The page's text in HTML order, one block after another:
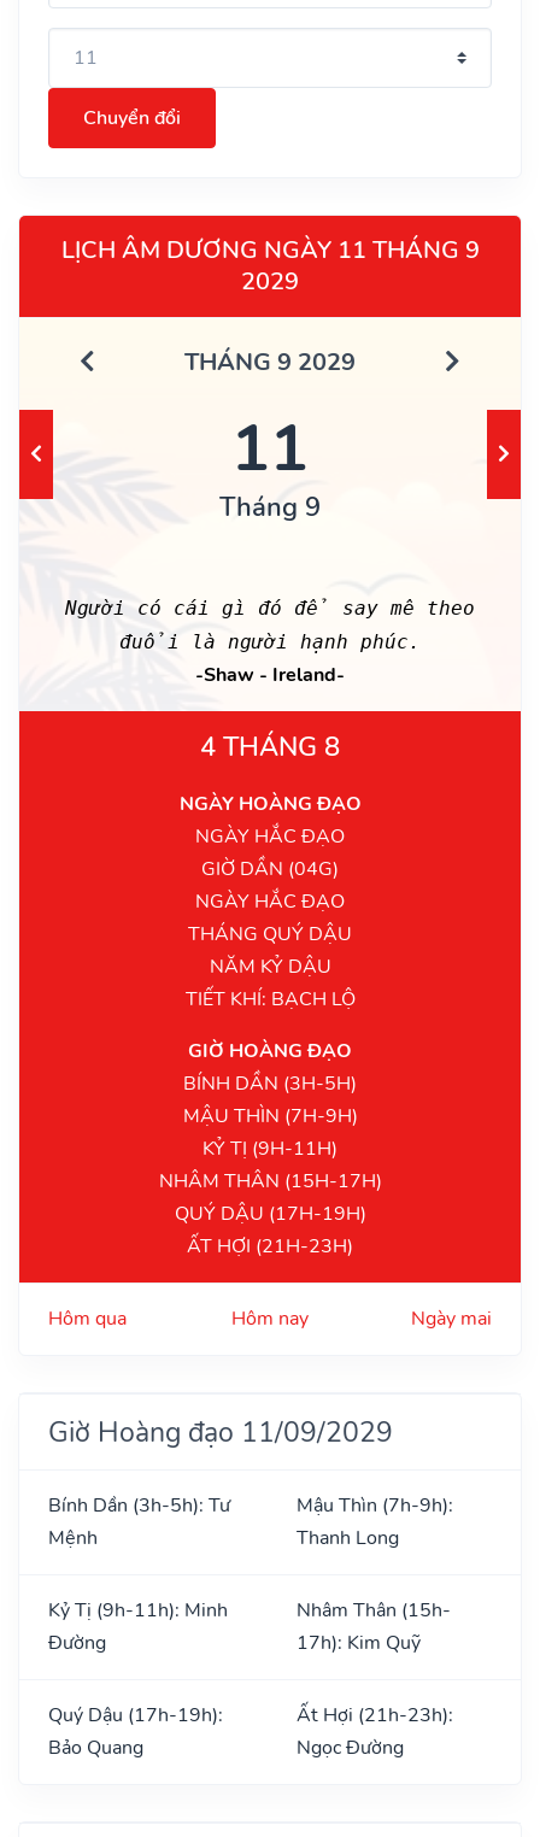
Chuyển đổi
LỊCH ÂM DƯƠNG NGÀY 11 THÁNG 9
2029
THÁNG 9 2029
11
Tháng 9
Người có cái gì đó để say mê theo
đuổi là người hạnh phúc.
-Shaw - Ireland-
4 THÁNG 8
NGÀY HOÀNG ĐẠO
NGÀY HẮC ĐẠO
GIỜ DẦN (04G)
NGÀY HẮC ĐẠO
THÁNG QUÝ DẬU
NĂM KỶ DẬU
TIẾT KHÍ: BẠCH LỘ
GIỜ HOÀNG ĐẠO
BÍNH DẦN (3H-5H)
MẬU THÌN (7H-9H)
KỶ TỊ (9H-11H)
NHÂM THÂN (15H-17H)
QUÝ DẬU (17H-19H)
ẤT HỢI (21H-23H)
Hôm qua Hôm nay Ngày mai
Giờ Hoàng đạo 11/09/2029
Bính Dần (3h-5h): Tư
Mệnh
Mậu Thìn (7h-9h):
Thanh Long
Kỷ Tị (9h-11h): Minh
Đường
Nhâm Thân (15h-
17h): Kim Quỹ
Quý Dậu (17h-19h):
Bảo Quang
Ất Hợi (21h-23h):
Ngọc Đường